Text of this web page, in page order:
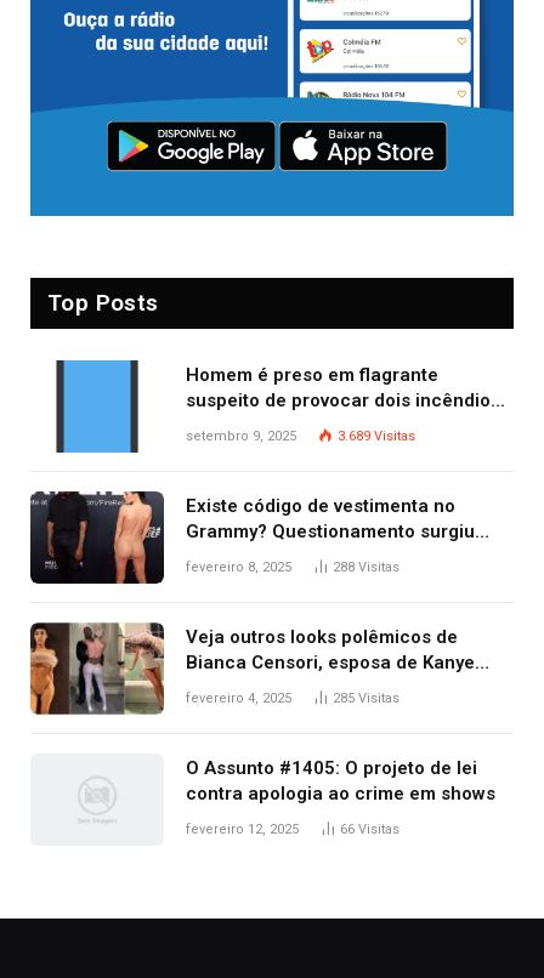
Top Posts
Homem é preso em flagrante
suspeito de provocar dois incêndios
criminosos no mesmo dia
setembro 9, 2025 3.689 Visitas
Existe código de vestimenta no
Grammy? Questionamento surgiu
após Bianca Censori, mulher de
fevereiro 8, 2025 288 Visitas
Veja outros looks polêmicos de
Bianca Censori, esposa de Kanye
West que apareceu nua no Grammy
fevereiro 4, 2025 285 Visitas
O Assunto #1405: O projeto de lei
contra apologia ao crime em shows
fevereiro 12, 2025 66 Visitas